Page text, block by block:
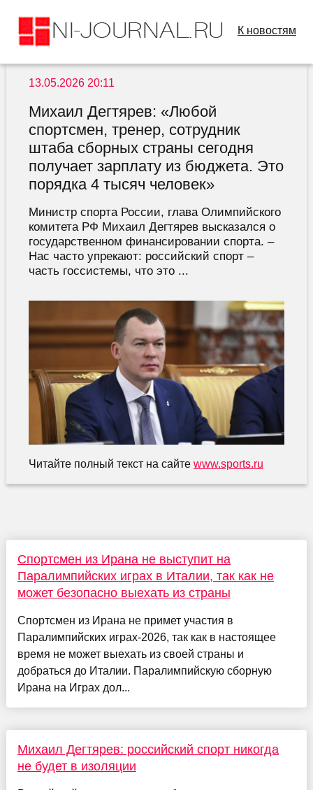
К новостям
13.05.2026 20:11
Михаил Дегтярев: «Любой
спортсмен, тренер, сотрудник
штаба сборных страны сегодня
получает зарплату из бюджета. Это
порядка 4 тысяч человек»
Министр спорта России, глава Олимпийского
комитета РФ Михаил Дегтярев высказался о
государственном финансировании спорта. –
Нас часто упрекают: российский спорт –
часть госсистемы, что это ...
Читайте полный текст на сайте www.sports.ru
Спортсмен из Ирана не выступит на
Паралимпийских играх в Италии, так как не
может безопасно выехать из страны
Спортсмен из Ирана не примет участия в
Паралимпийских играх-2026, так как в настоящее
время не может выехать из своей страны и
добраться до Италии. Паралимпийскую сборную
Ирана на Играх дол...
Михаил Дегтярев: российский спорт никогда
не будет в изоляции